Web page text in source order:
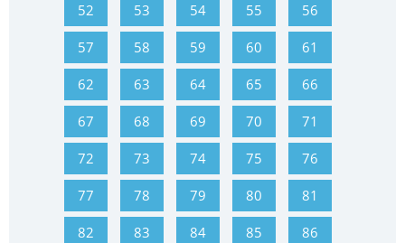
52 53 54 55 56
57 58 59 60 61
62 63 64 65 66
67 68 69 70 71
72 73 74 75 76
77 78 79 80 81
82 83 84 85 86